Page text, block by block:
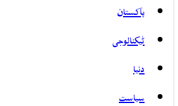
پاکستان
ٹیکنالوجی
دنیا
سیاست